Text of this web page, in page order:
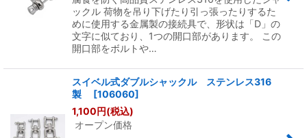
ックル 荷物を吊り下げたり引っ張ったりするた
めに使用する金属製の接続具で、形状は「D」の
文字に似ており、1つの開口部があります。 この
開口部をボルトや…
スイベル式ダブルシャックル ステンレス316
製
[106060]
1,100円(税込)
オープン価格